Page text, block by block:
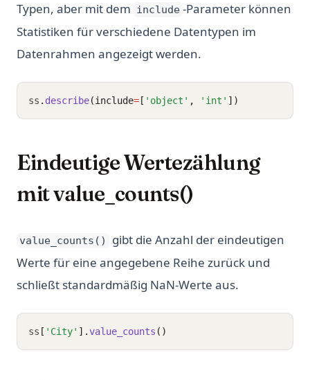
Typen, aber mit dem include -Parameter können
Statistiken für verschiedene Datentypen im
Datenrahmen angezeigt werden.
ss . describe(include= [ 'object' , 'int' ])
Eindeutige Wertezählung
mit value_counts()
value_counts()
gibt die Anzahl der eindeutigen
Werte für eine angegebene Reihe zurück und
schließt standardmäßig NaN-Werte aus.
ss [ 'City' ].value_counts ()